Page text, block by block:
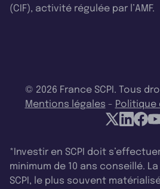
(CIF), activité régulée par l’AMF.
© 2026 France SCPI. Tous
Mentions légales -
*Investir en SCPI doit
minimum de 10 ans conseillé.
SCPI, le plus souvent